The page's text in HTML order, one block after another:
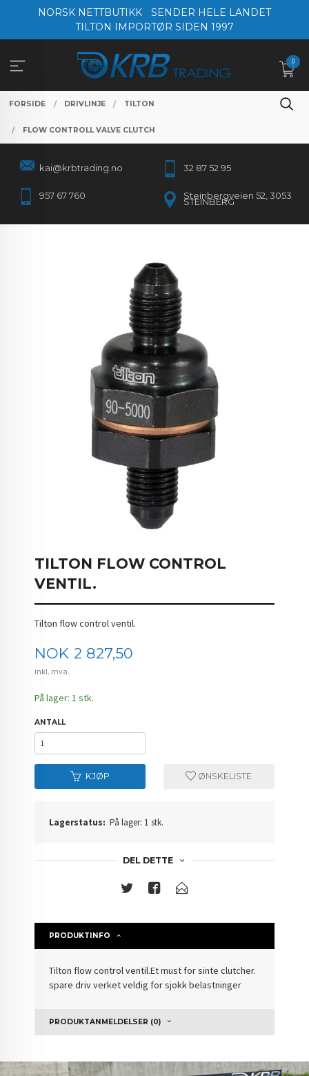
NORSK NETTBUTIKK
SENDER HELE LANDET
TILTON IMPORTØR SIDEN 1997
0
FORSIDE DRIVLINJE TILTON
FLOW CONTROLL VALVE CLUTCH
kai@krbtrading.no 32 87 52 95
957 67 760 Steinbergveien 52, 3053
STEINBERG
TILTON FLOW CONTROL
VENTIL.
Tilton flow control ventil.
Pris
NOK 2 827,50
inkl. mva.
På lager: 1 stk.
ANTALL
KJØP ØNSKELISTE
Lagerstatus: På lager: 1 stk.
DEL DETTE
PRODUKTINFO
Tilton flow control ventil.Et must for sinte clutcher.
spare driv verket veldig for sjokk belastninger
PRODUKTANMELDELSER (0)